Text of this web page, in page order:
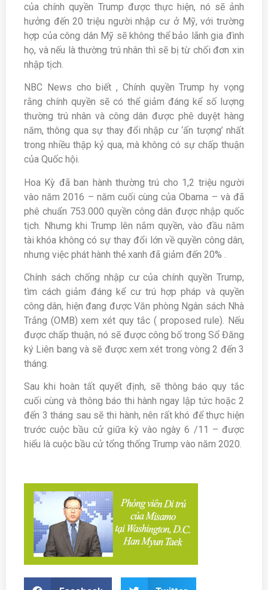
của chính quyền Trump được thực hiện, nó sẽ ảnh
hưởng đến 20 triệu người nhập cư ở Mỹ, với trường
hợp của công dân Mỹ sẽ không thể bảo lãnh gia đình
họ, và nếu là thường trú nhân thì sẽ bị từ chối đơn xin
nhập tịch.
NBC News cho biết , Chính quyền Trump hy vọng
rằng chính quyền sẽ có thể giảm đáng kể số lượng
thường trú nhân và công dân được phê duyệt hàng
năm, thông qua sự thay đổi nhập cư ‘ấn tượng’ nhất
trong nhiều thập kỷ qua, mà không có sự chấp thuận
của Quốc hội.
Hoa Kỳ đã ban hành thường trú cho 1,2 triệu người
vào năm 2016 – năm cuối cùng của Obama – và đã
phê chuẩn 753.000 quyền công dân được nhập quốc
tịch. Nhưng khi Trump lên nắm quyền, vào đầu năm
tài khóa không có sự thay đổi lớn về quyền công dân,
nhưng việc phát hành thẻ xanh đã giảm đến 20% .
Chính sách chống nhập cư của chính quyền Trump,
tìm cách giảm đáng kể cư trú hợp pháp và quyền
công dân, hiện đang được Văn phòng Ngân sách Nhà
Trắng (OMB) xem xét quy tắc ( proposed rule). Nếu
được chấp thuận, nó sẽ được công bố trong Sổ Đăng
ký Liên bang và sẽ được xem xét trong vòng 2 đến 3
tháng.
Sau khi hoàn tất quyết định, sẽ thông báo quy tắc
cuối cùng và thông báo thi hành ngay lập tức hoặc 2
đến 3 tháng sau sẽ thi hành, nên rất khó để thực hiện
trước cuộc bầu cử giữa kỳ vào ngày 6 /11 – được
hiểu là cuộc bầu cử tổng thống Trump vào năm 2020.